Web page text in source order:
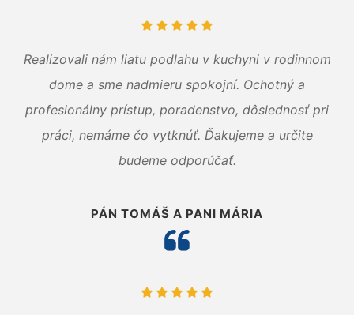
Realizovali nám liatu podlahu v kuchyni v rodinnom
dome a sme nadmieru spokojní. Ochotný a
profesionálny prístup, poradenstvo, dôslednosť pri
práci, nemáme čo vytknúť. Ďakujeme a určite
budeme odporúčať.
PÁN TOMÁŠ A PANI MÁRIA